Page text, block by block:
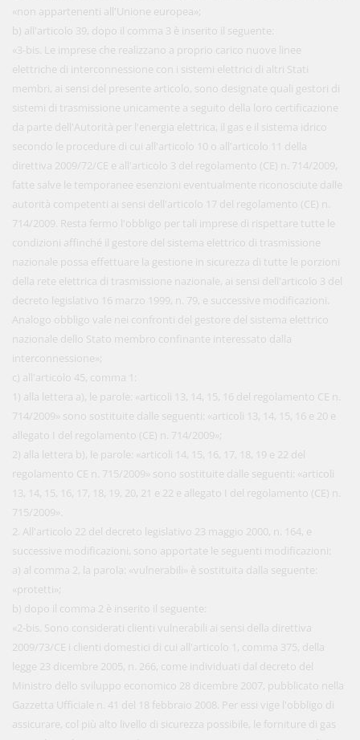
«non appartenenti all'Unione europea»;
b) all'articolo 39, dopo il comma 3 è inserito il seguente:
«3-bis. Le imprese che realizzano a proprio carico nuove linee
elettriche di interconnessione con i sistemi elettrici di altri Stati
membri, ai sensi del presente articolo, sono designate quali gestori di
sistemi di trasmissione unicamente a seguito della loro certificazione
da parte dell'Autorità per l'energia elettrica, il gas e il sistema idrico
secondo le procedure di cui all'articolo 10 o all'articolo 11 della
direttiva 2009/72/CE e all'articolo 3 del regolamento (CE) n. 714/2009,
fatte salve le temporanee esenzioni eventualmente riconosciute dalle
autorità competenti ai sensi dell'articolo 17 del regolamento (CE) n.
714/2009. Resta fermo l'obbligo per tali imprese di rispettare tutte le
condizioni affinché il gestore del sistema elettrico di trasmissione
nazionale possa effettuare la gestione in sicurezza di tutte le porzioni
della rete elettrica di trasmissione nazionale, ai sensi dell'articolo 3 del
decreto legislativo 16 marzo 1999, n. 79, e successive modificazioni.
Analogo obbligo vale nei confronti del gestore del sistema elettrico
nazionale dello Stato membro confinante interessato dalla
interconnessione»;
c) all'articolo 45, comma 1:
1) alla lettera a), le parole: «articoli 13, 14, 15, 16 del regolamento CE n.
714/2009» sono sostituite dalle seguenti: «articoli 13, 14, 15, 16 e 20 e
allegato I del regolamento (CE) n. 714/2009»;
2) alla lettera b), le parole: «articoli 14, 15, 16, 17, 18, 19 e 22 del
regolamento CE n. 715/2009» sono sostituite dalle seguenti: «articoli
13, 14, 15, 16, 17, 18, 19, 20, 21 e 22 e allegato I del regolamento (CE) n.
715/2009».
2. All'articolo 22 del decreto legislativo 23 maggio 2000, n. 164, e
successive modificazioni, sono apportate le seguenti modificazioni:
a) al comma 2, la parola: «vulnerabili» è sostituita dalla seguente:
«protetti»;
b) dopo il comma 2 è inserito il seguente:
«2-bis. Sono considerati clienti vulnerabili ai sensi della direttiva
2009/73/CE i clienti domestici di cui all'articolo 1, comma 375, della
legge 23 dicembre 2005, n. 266, come individuati dal decreto del
Ministro dello sviluppo economico 28 dicembre 2007, pubblicato nella
Gazzetta Ufficiale n. 41 del 18 febbraio 2008. Per essi vige l'obbligo di
assicurare, col più alto livello di sicurezza possibile, le forniture di gas